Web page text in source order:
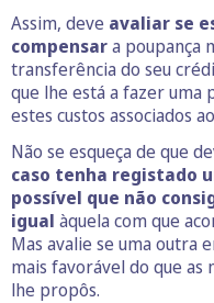
Assim, deve avaliar se
compensara poupança
transferência do seu
que lhe está a fazer uma
estes custos associados
Não se esqueça de que
caso tenha registado
possível que não
igual àquela com que
Mas avalie se uma outra
mais favorável do que as
lhe propôs.